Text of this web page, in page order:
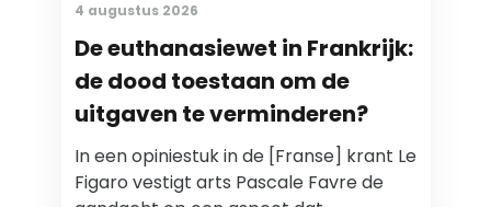
4 augustus 2026
De euthanasiewet in Frankrijk:
de dood toestaan om de
uitgaven te verminderen?
In een opiniestuk in de [Franse] krant Le
Figaro vestigt arts Pascale Favre de